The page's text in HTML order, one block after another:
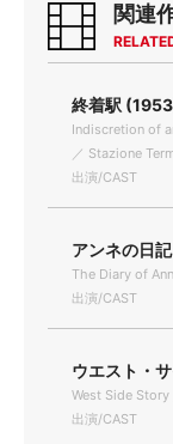
関連
終着駅
Indiscretion of
／ Stazione
出演/CAST
アンネの日
The Diary of
出演/CAST
ウエスト・
West Side
出演/CAST